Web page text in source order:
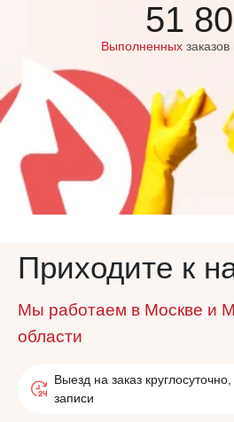
51 80
Выполненныхзаказов
Приходите к
Мы работаем в Москве и
области
Выезд на заказ
записи